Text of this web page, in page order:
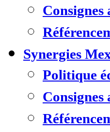
Consignes
Synergies
Politique
Consignes